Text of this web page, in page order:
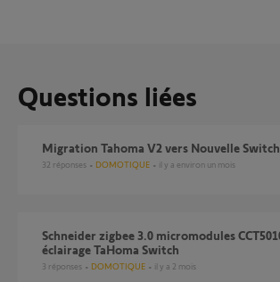
Questions liées
Migration Tahoma V2 vers Nouvelle Switch
32 réponses DOMOTIQUE il y a environ un mois
Schneider zigbee 3.0 micromodules CCT5010-0003
éclairage TaHoma Switch
3 réponses DOMOTIQUE il y a 2 mois